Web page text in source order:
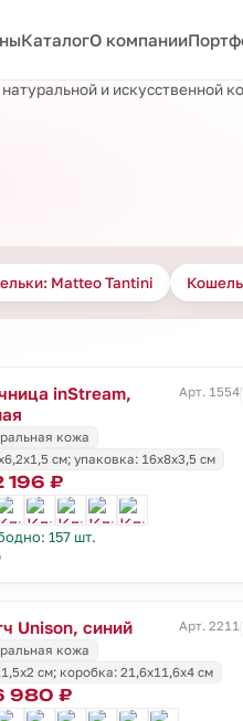
КаталогО компании
и искусственной
Matteo Tantini
inStream,
Арт.
кожа
см; упаковка: 16х8х3,5 см
196 ₽
157 шт.
Unison, синий
Арт.
кожа
см; коробка: 21,6х11,6х4 см
980 ₽